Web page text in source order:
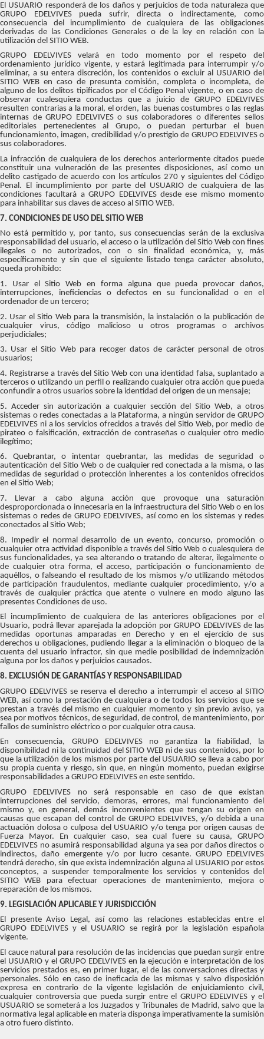
El USUARIO responderá de los daños y perjuicios de toda naturaleza que
GRUPO EDELVIVES pueda sufrir, directa o indirectamente, como
consecuencia del incumplimiento de cualquiera de las obligaciones
derivadas de las Condiciones Generales o de la ley en relación con la
utilización del SITIO WEB.
GRUPO EDELVIVES velará en todo momento por el respeto del
ordenamiento jurídico vigente, y estará legitimada para interrumpir y/o
eliminar, a su entera discreción, los contenidos o excluir al USUARIO del
SITIO WEB en caso de presunta comisión, completa o incompleta, de
alguno de los delitos tipificados por el Código Penal vigente, o en caso de
observar cualesquiera conductas que a juicio de GRUPO EDELVIVES
resulten contrarias a la moral, el orden, las buenas costumbres o las reglas
internas de GRUPO EDELVIVES o sus colaboradores o diferentes sellos
editoriales pertenecientes al Grupo, o puedan perturbar el buen
funcionamiento, imagen, credibilidad y/o prestigio de GRUPO EDELVIVES o
sus colaboradores.
La infracción de cualquiera de los derechos anteriormente citados puede
constituir una vulneración de las presentes disposiciones, así como un
delito castigado de acuerdo con los artículos 270 y siguientes del Código
Penal. El incumplimiento por parte del USUARIO de cualquiera de las
condiciones facultará a GRUPO EDELVIVES desde ese mismo momento
para inhabilitar sus claves de acceso al SITIO WEB.
7. CONDICIONES DE USO DEL SITIO WEB
No está permitido y, por tanto, sus consecuencias serán de la exclusiva
responsabilidad del usuario, el acceso o la utilización del Sitio Web con fines
ilegales o no autorizados, con o sin finalidad económica, y, más
específicamente y sin que el siguiente listado tenga carácter absoluto,
queda prohibido:
1. Usar el Sitio Web en forma alguna que pueda provocar daños,
interrupciones, ineficiencias o defectos en su funcionalidad o en el
ordenador de un tercero;
2. Usar el Sitio Web para la transmisión, la instalación o la publicación de
cualquier virus, código malicioso u otros programas o archivos
perjudiciales;
3. Usar el Sitio Web para recoger datos de carácter personal de otros
usuarios;
4. Registrarse a través del Sitio Web con una identidad falsa, suplantado a
terceros o utilizando un perfil o realizando cualquier otra acción que pueda
confundir a otros usuarios sobre la identidad del origen de un mensaje;
5. Acceder sin autorización a cualquier sección del Sitio Web, a otros
sistemas o redes conectadas a la Plataforma, a ningún servidor de GRUPO
EDELVIVES ni a los servicios ofrecidos a través del Sitio Web, por medio de
pirateo o falsificación, extracción de contraseñas o cualquier otro medio
ilegítimo;
6. Quebrantar, o intentar quebrantar, las medidas de seguridad o
autenticación del Sitio Web o de cualquier red conectada a la misma, o las
medidas de seguridad o protección inherentes a los contenidos ofrecidos
en el Sitio Web;
7. Llevar a cabo alguna acción que provoque una saturación
desproporcionada o innecesaria en la infraestructura del Sitio Web o en los
sistemas o redes de GRUPO EDELVIVES, así como en los sistemas y redes
conectados al Sitio Web;
8. Impedir el normal desarrollo de un evento, concurso, promoción o
cualquier otra actividad disponible a través del Sitio Web o cualesquiera de
sus funcionalidades, ya sea alterando o tratando de alterar, ilegalmente o
de cualquier otra forma, el acceso, participación o funcionamiento de
aquéllos, o falseando el resultado de los mismos y/o utilizando métodos
de participación fraudulentos, mediante cualquier procedimiento, y/o a
través de cualquier práctica que atente o vulnere en modo alguno las
presentes Condiciones de uso.
El incumplimiento de cualquiera de las anteriores obligaciones por el
Usuario, podrá llevar aparejada la adopción por GRUPO EDELVIVES de las
medidas oportunas amparadas en Derecho y en el ejercicio de sus
derechos u obligaciones, pudiendo llegar a la eliminación o bloqueo de la
cuenta del usuario infractor, sin que medie posibilidad de indemnización
alguna por los daños y perjuicios causados.
8. EXCLUSIÓN DE GARANTÍAS Y RESPONSABILIDAD
GRUPO EDELVIVES se reserva el derecho a interrumpir el acceso al SITIO
WEB, así como la prestación de cualquiera o de todos los servicios que se
prestan a través del mismo en cualquier momento y sin previo aviso, ya
sea por motivos técnicos, de seguridad, de control, de mantenimiento, por
fallos de suministro eléctrico o por cualquier otra causa.
En consecuencia, GRUPO EDELVIVES no garantiza la fiabilidad, la
disponibilidad ni la continuidad del SITIO WEB ni de sus contenidos, por lo
que la utilización de los mismos por parte del USUARIO se lleva a cabo por
su propia cuenta y riesgo, sin que, en ningún momento, puedan exigirse
responsabilidades a GRUPO EDELVIVES en este sentido.
GRUPO EDELVIVES no será responsable en caso de que existan
interrupciones del servicio, demoras, errores, mal funcionamiento del
mismo y, en general, demás inconvenientes que tengan su origen en
causas que escapan del control de GRUPO EDELVIVES, y/o debida a una
actuación dolosa o culposa del USUARIO y/o tenga por origen causas de
Fuerza Mayor. En cualquier caso, sea cual fuere su causa, GRUPO
EDELVIVES no asumirá responsabilidad alguna ya sea por daños directos o
indirectos, daño emergente y/o por lucro cesante. GRUPO EDELVIVES
tendrá derecho, sin que exista indemnización alguna al USUARIO por estos
conceptos, a suspender temporalmente los servicios y contenidos del
SITIO WEB para efectuar operaciones de mantenimiento, mejora o
reparación de los mismos.
9. LEGISLACIÓN APLICABLE Y JURISDICCIÓN
El presente Aviso Legal, así como las relaciones establecidas entre el
GRUPO EDELVIVES y el USUARIO se regirá por la legislación española
vigente.
El cauce natural para resolución de las incidencias que puedan surgir entre
el USUARIO y el GRUPO EDELVIVES en la ejecución e interpretación de los
servicios prestados es, en primer lugar, el de las conversaciones directas y
personales. Sólo en caso de ineficacia de las mismas y salvo disposición
expresa en contrario de la vigente legislación de enjuiciamiento civil,
cualquier controversia que pueda surgir entre el GRUPO EDELVIVES y el
USUARIO se someterá a los Juzgados y Tribunales de Madrid, salvo que la
normativa legal aplicable en materia disponga imperativamente la sumisión
a otro fuero distinto.